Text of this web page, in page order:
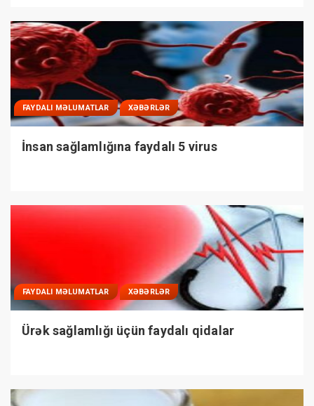
FAYDALI MƏLUMATLAR XƏBƏRLƏR
İnsan sağlamlığına faydalı 5 virus
FAYDALI MƏLUMATLAR XƏBƏRLƏR
Ürək sağlamlığı üçün faydalı qidalar